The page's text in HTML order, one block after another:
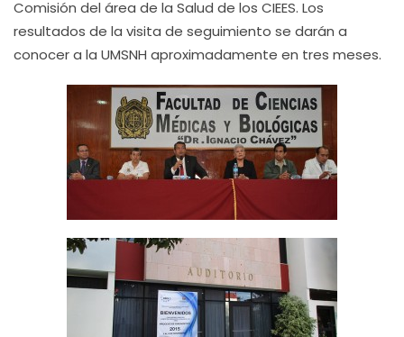
Comisión del área de la Salud de los CIEES. Los
resultados de la visita de seguimiento se darán a
conocer a la UMSNH aproximadamente en tres meses.